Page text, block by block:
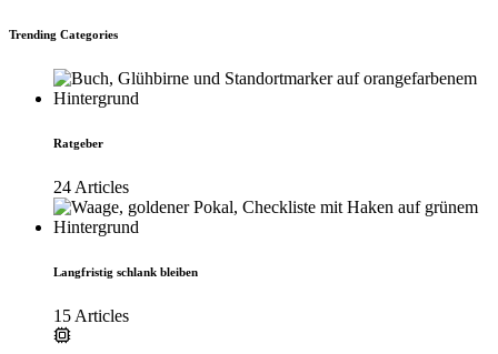
Trending Categories
Ratgeber
24 Articles
Langfristig schlank bleiben
15 Articles